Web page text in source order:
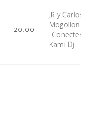
20:00
JR y Carlos
Mogollon
"Conectes"
Kami Dj